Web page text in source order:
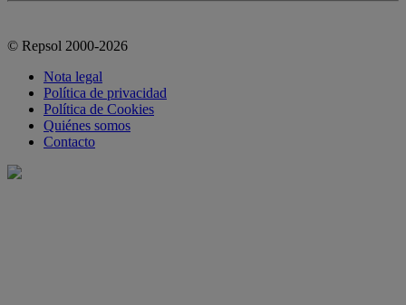
© Repsol 2000-2026
Nota legal
Política de privacidad
Política de Cookies
Quiénes somos
Contacto